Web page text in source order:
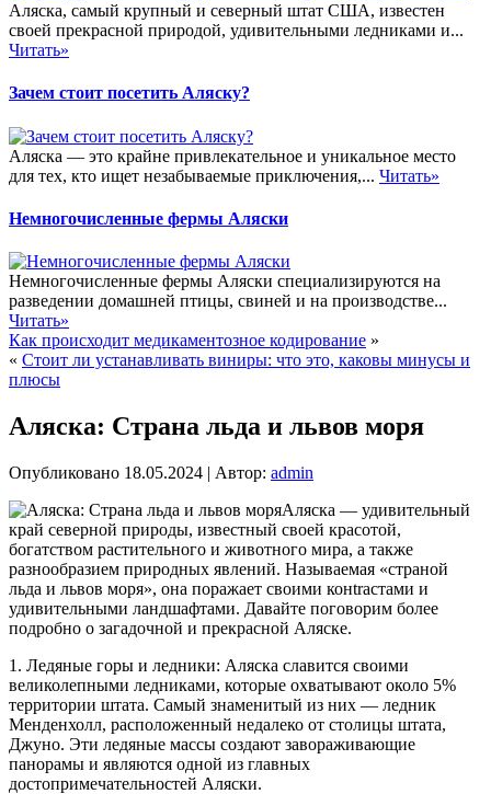
Аляска, самый крупный и северный штат США, известен
своей прекрасной природой, удивительными ледниками и...
Читать»
Зачем стоит посетить Аляску?
Аляска — это крайне привлекательное и уникальное место
для тех, кто ищет незабываемые приключения,... Читать»
Немногочисленные фермы Аляски
Немногочисленные фермы Аляски специализируются на
разведении домашней птицы, свиней и на производстве...
Читать»
Как происходит медикаментозное кодирование »
« Стоит ли устанавливать виниры: что это, каковы минусы и
плюсы
Аляска: Страна льда и львов моря
Опубликовано 18.05.2024 | Автор: admin
Аляска — удивительный
край северной природы, известный своей красотой,
богатством растительного и животного мира, а также
разнообразием природных явлений. Называемая «страной
льда и львов моря», она поражает своими конtrастами и
удивительными ландшафтами. Давайте поговорим более
подробно о загадочной и прекрасной Аляске.
1. Ледяные горы и ледники: Аляска славится своими
великолепными ледниками, которые охватывают около 5%
территории штата. Самый знаменитый из них — ледник
Менденхолл, расположенный недалеко от столицы штата,
Джуно. Эти ледяные массы создают завораживающие
панорамы и являются одной из главных
достопримечательностей Аляски.